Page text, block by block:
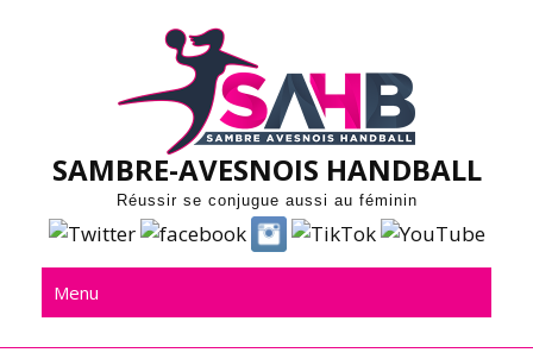
SAMBRE-AVESNOIS HANDBALL
Réussir se conjugue aussi au féminin
Menu